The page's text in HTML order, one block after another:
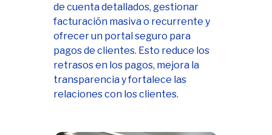
de cuenta detallados, gestionar
facturación masiva o recurrente y
ofrecer un portal seguro para
pagos de clientes. Esto reduce los
retrasos en los pagos, mejora la
transparencia y fortalece las
relaciones con los clientes.